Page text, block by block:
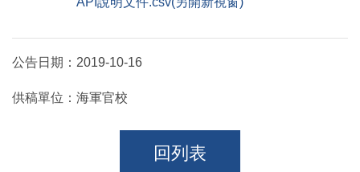
公告日期： 2019-10-16
供稿單位： 海軍官校
回列表